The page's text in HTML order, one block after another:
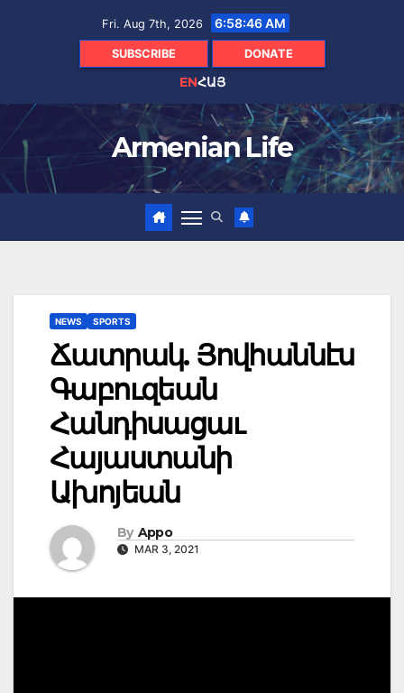
Fri. Aug 7th, 2026 6:58:47 AM
SUBSCRIBE DONATE
ENՀԱՅ
Armenian Life
NEWS SPORTS
Ճատրակ. Յովհաննէս
Գաբուզեան
Հանդիսացաւ
Հայաստանի
Ախոյեան
By Appo
MAR 3, 2021